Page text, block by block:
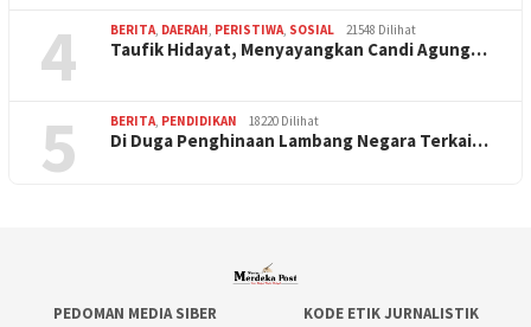
4 BERITA DAERAH PERISTIWA SOSIAL 21548 Dilihat
Taufik Hidayat, Menyayangkan Candi Agung…
5 BERITA PENDIDIKAN 18220 Dilihat
Di Duga Penghinaan Lambang Negara Terkai…
PEDOMAN MEDIA SIBER KODE ETIK JURNALISTIK